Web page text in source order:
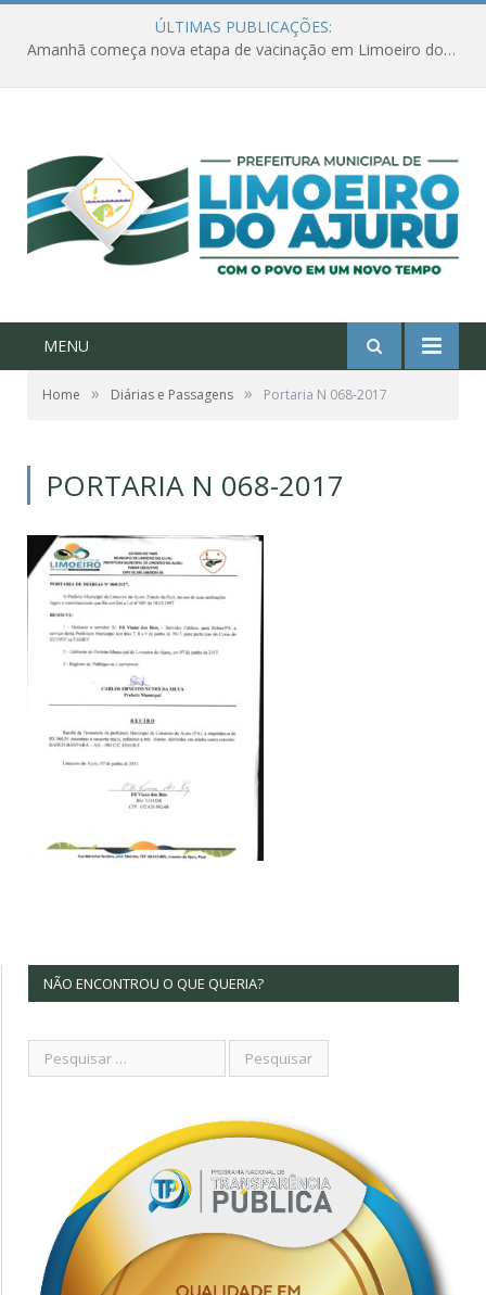
ÚLTIMAS PUBLICAÇÕES:
Amanhã começa nova etapa de vacinação em Limoeiro do Ajuru para idosos com 65 ou mais
MENU
Home » Diárias e Passagens » Portaria N 068-2017
PORTARIA N 068-2017
NÃO ENCONTROU O QUE QUERIA?